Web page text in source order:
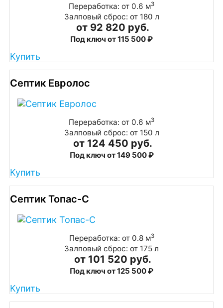
Переработка: от 0.6 м3
Залповый сброс: от 180 л
от 92 820 руб.
Под ключ от 115 500 ₽
Купить
Септик Евролос
Переработка: от 0.6 м3
Залповый сброс: от 150 л
от 124 450 руб.
Под ключ от 149 500 ₽
Купить
Септик Топас-С
Переработка: от 0.8 м3
Залповый сброс: от 175 л
от 101 520 руб.
Под ключ от 125 500 ₽
Купить